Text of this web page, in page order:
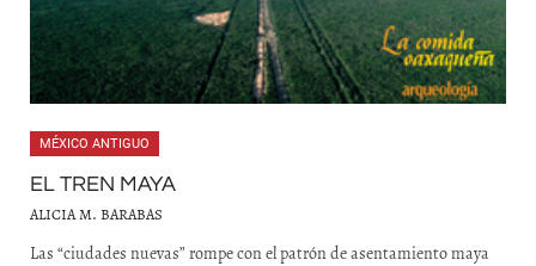
MÉXICO ANTIGUO
EL TREN MAYA
ALICIA M. BARABAS
Las “ciudades nuevas” rompe con el patrón de asentamiento maya